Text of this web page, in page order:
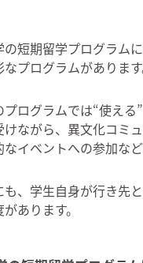
の短期留学プログラム
プログラムがあります
プログラムでは“使え
けながら、異文化コミ
なイベントへの参加な
も、学生自身が行き先
あります。